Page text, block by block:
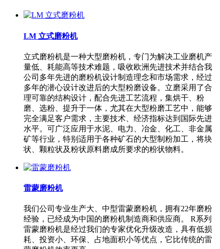
LM 立式磨粉机
立式磨粉机是一种大型磨粉机，专门为解决工业磨机产
量低、耗能高等技术难题，吸收欧洲先进技术并结合我
公司多年先进的磨粉机设计制造理念和市场需求，经过
多年的潜心设计改进后的大型粉磨设备。立磨采用了合
理可靠的结构设计，配合先进工艺流程，集烘干、粉
磨、选粉、提升于一体，尤其在大型粉磨工艺中，能够
完全满足客户需求，主要技术、经济指标达到国际先进
水平。可广泛应用于水泥、电力、冶金、化工、非金属
矿等行业，特别适用于各种矿石的大型制粉加工，将块
状、颗粒状及粉状原料磨成所要求的粉状物料。
雷蒙磨粉机
我们公司专业生产大、中型雷蒙磨粉机，拥有22年磨粉
经验，已经成为中国的磨粉机制造商和供应商。 R系列
雷蒙磨粉机是经过我们的专家优化升级改造，具有低损
耗、投资小、环保、占地面积小等优点，它比传统的雷